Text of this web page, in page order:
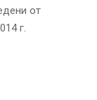
от
г.